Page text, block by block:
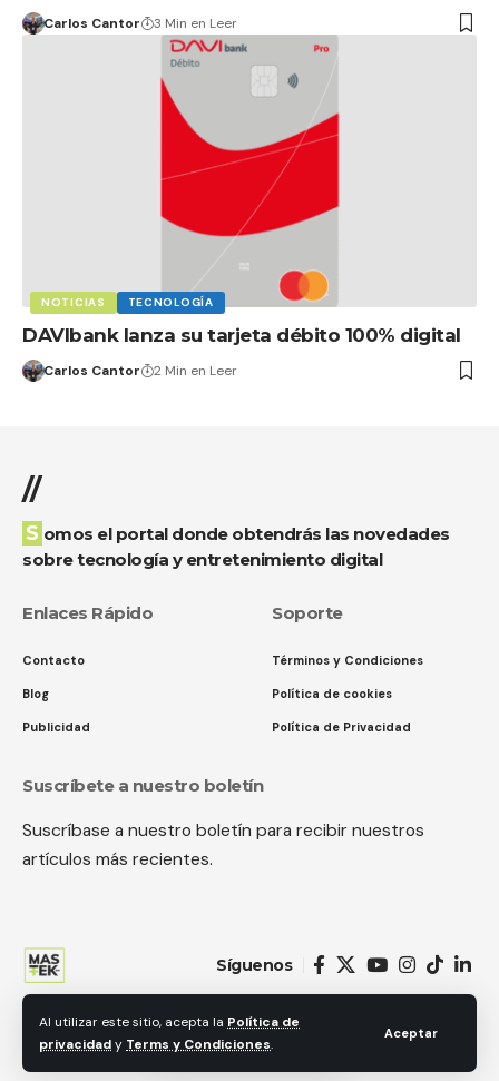
Al utilizar este sitio, acepta la Política de
privacidady Terms y Condiciones.
Aceptar
Carlos Cantor 3 Min en Leer
NOTICIAS TECNOLOGÍA
DAVIbank lanza su tarjeta débito 100% digital
Carlos Cantor 2 Min en Leer
//
Somos el portal donde obtendrás las novedades
sobre tecnología y entretenimiento digital
Enlaces Rápido
Contacto
Blog
Publicidad
Soporte
Términos y Condiciones
Política de cookies
Política de Privacidad
Suscríbete a nuestro boletín
Suscríbase a nuestro boletín para recibir nuestros
artículos más recientes.
Síguenos
© 2018 MastekHw Service International. LLc. Todos los derechos
reservados.